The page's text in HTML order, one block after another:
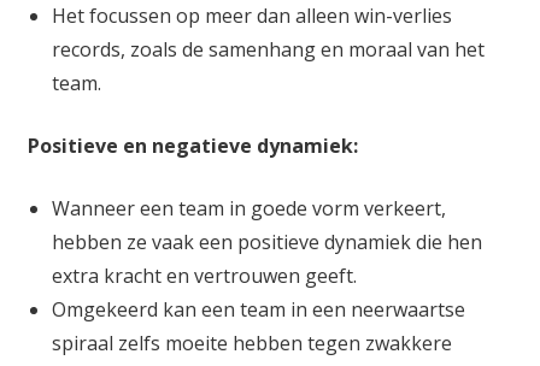
Het focussen op meer dan alleen win-verlies
records, zoals de samenhang en moraal van het
team.
Positieve en negatieve dynamiek:
Wanneer een team in goede vorm verkeert,
hebben ze vaak een positieve dynamiek die hen
extra kracht en vertrouwen geeft.
Omgekeerd kan een team in een neerwaartse
spiraal zelfs moeite hebben tegen zwakkere